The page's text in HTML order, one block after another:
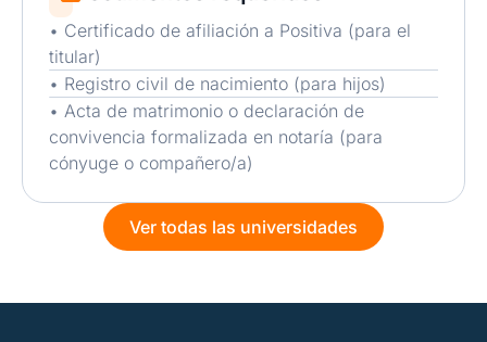
Ver todas las universidades
• Certificado de afiliación a Positiva (para el
titular)
• Registro civil de nacimiento (para hijos)
• Acta de matrimonio o declaración de
convivencia formalizada en notaría (para
cónyuge o compañero/a)